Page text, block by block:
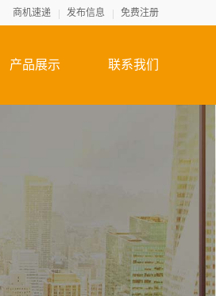
商机速递 发布信息 免费注册
产品展示 联系我们